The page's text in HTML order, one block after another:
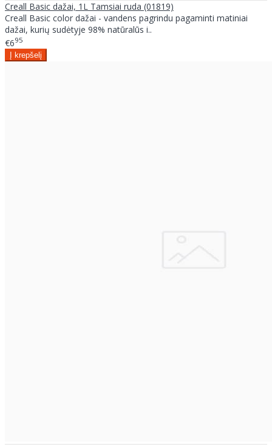
Creall Basic dažai, 1L Tamsiai ruda (01819)
Creall Basic color dažai - vandens pagrindu pagaminti matiniai
dažai, kurių sudėtyje 98% natūralūs i..
€695